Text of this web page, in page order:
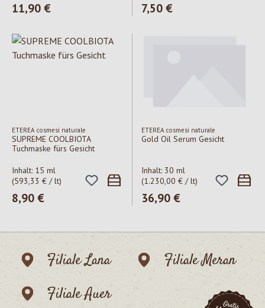
Regulärer Preis:
11,90 € Regulärer Preis:
7,50 €
ETEREA cosmesi naturale
SUPREME COOLBIOTA
Tuchmaske fürs Gesicht
Inhalt: 15 ml
(593,33 € / lt)
Regulärer Preis:
8,90 €
ETEREA cosmesi naturale
Gold Oil Serum Gesicht
Inhalt: 30 ml
(1.230,00 € / lt)
Regulärer Preis:
36,90 €
Filiale Lana
Filiale Meran
Filiale Auer